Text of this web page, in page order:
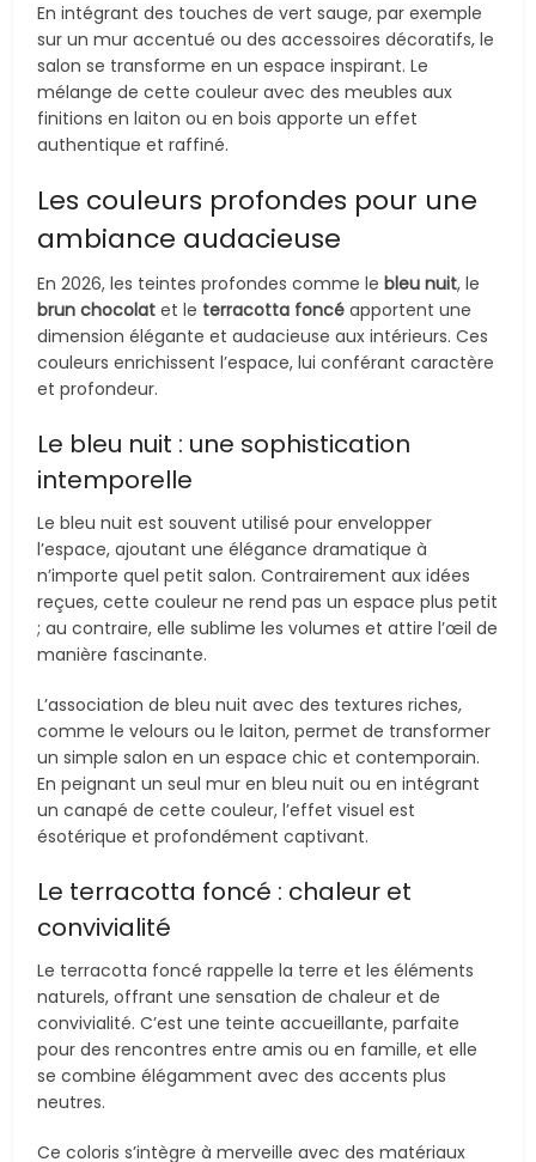
En intégrant des touches de vert sauge, par exemple
sur un mur accentué ou des accessoires décoratifs, le
salon se transforme en un espace inspirant. Le
mélange de cette couleur avec des meubles aux
finitions en laiton ou en bois apporte un effet
authentique et raffiné.
Les couleurs profondes pour une
ambiance audacieuse
En 2026, les teintes profondes comme lebleu nuit, le
brun chocolat et le terracotta foncé apportent une
dimension élégante et audacieuse aux intérieurs. Ces
couleurs enrichissent l’espace, lui conférant caractère
et profondeur.
Le bleu nuit : une sophistication
intemporelle
Le bleu nuit est souvent utilisé pour envelopper
l’espace, ajoutant une élégance dramatique à
n’importe quel petit salon. Contrairement aux idées
reçues, cette couleur ne rend pas un espace plus petit
; au contraire, elle sublime les volumes et attire l’œil de
manière fascinante.
L’association de bleu nuit avec des textures riches,
comme le velours ou le laiton, permet de transformer
un simple salon en un espace chic et contemporain.
En peignant un seul mur en bleu nuit ou en intégrant
un canapé de cette couleur, l’effet visuel est
ésotérique et profondément captivant.
Le terracotta foncé : chaleur et
convivialité
Le terracotta foncé rappelle la terre et les éléments
naturels, offrant une sensation de chaleur et de
convivialité. C’est une teinte accueillante, parfaite
pour des rencontres entre amis ou en famille, et elle
se combine élégamment avec des accents plus
neutres.
Ce coloris s’intègre à merveille avec des matériaux